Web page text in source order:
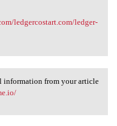
ledgercostart.com/ledger-
information from your article